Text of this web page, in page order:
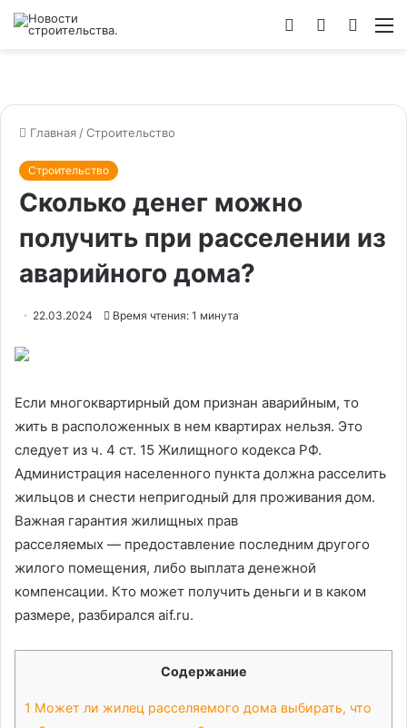
Switch
Войти
Главная /Строительство
Строительство
Сколько денег можно
получить при расселении из
аварийного дома?
22.03.2024 Время чтения: 1 минута
Если многоквартирный дом признан аварийным, то
жить в расположенных в нем квартирах нельзя. Это
следует из ч. 4 ст. 15 Жилищного кодекса РФ.
Администрация населенного пункта должна расселить
жильцов и снести непригодный для проживания дом.
Важная гарантия жилищных прав
расселяемых — предоставление последним другого
жилого помещения, либо выплата денежной
компенсации. Кто может получить деньги и в каком
размере, разбирался aif.ru.
Содержание
1 Может ли жилец расселяемого дома выбирать, что